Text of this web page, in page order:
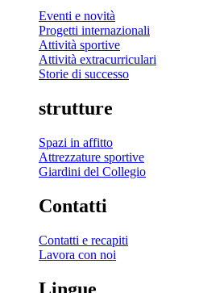
Eventi e novità
Progetti internazionali
Attività sportive
Attività extracurriculari
Storie di successo
strutture
Spazi in affitto
Attrezzature sportive
Giardini del Collegio
Contatti
Contatti e recapiti
Lavora con noi
Lingue